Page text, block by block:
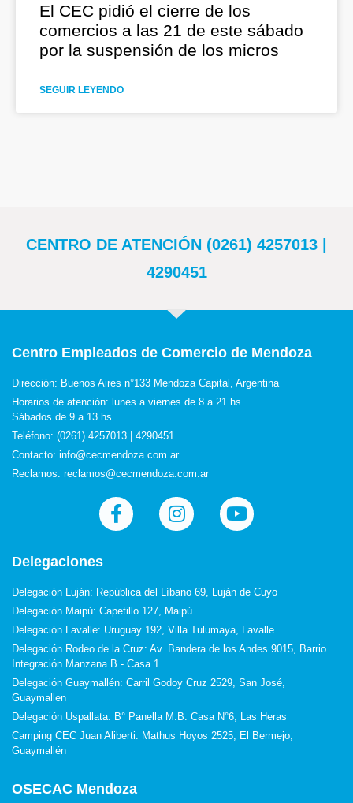
El CEC pidió el cierre de los
comercios a las 21 de este sábado
por la suspensión de los micros
SEGUIR LEYENDO
CENTRO DE ATENCIÓN (0261) 4257013 |
4290451
Centro Empleados de Comercio de Mendoza
Dirección: Buenos Aires n°133 Mendoza Capital, Argentina
Horarios de atención: lunes a viernes de 8 a 21 hs.
Sábados de 9 a 13 hs.
Teléfono: (0261) 4257013 | 4290451
Contacto: info@cecmendoza.com.ar
Reclamos: reclamos@cecmendoza.com.ar
Delegaciones
Delegación Luján: República del Líbano 69, Luján de Cuyo
Delegación Maipú: Capetillo 127, Maipú
Delegación Lavalle: Uruguay 192, Villa Tulumaya, Lavalle
Delegación Rodeo de la Cruz: Av. Bandera de los Andes 9015, Barrio
Integración Manzana B - Casa 1
Delegación Guaymallén: Carril Godoy Cruz 2529, San José,
Guaymallen
Delegación Uspallata: B° Panella M.B. Casa N°6, Las Heras
Camping CEC Juan Aliberti: Mathus Hoyos 2525, El Bermejo,
Guaymallén
OSECAC Mendoza